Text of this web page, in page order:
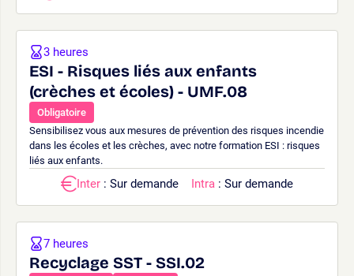
ESI - Risques liés aux enfants
(crèches et écoles) - UMF.08
Obligatoire
Sensibilisez vous aux mesures de prévention des risques incendie
dans les écoles et les crèches, avec notre formation ESI : risques
liés aux enfants.
3 heures
Inter : Sur demande Intra : Sur demande
Recyclage SST - SSI.02
7 heures